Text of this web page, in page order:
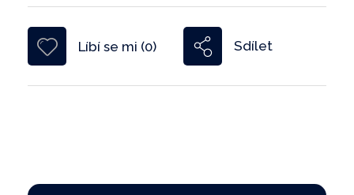
Líbí se mi (0) Sdílet